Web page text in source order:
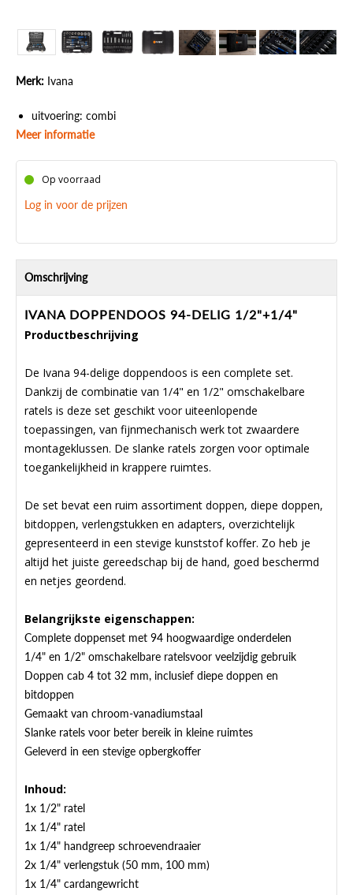
Merk: Ivana
uitvoering: combi
Meer informatie
Op voorraad
Log in voor de prijzen
Omschrijving
IVANA DOPPENDOOS 94-DELIG 1/2"+1/4"
Productbeschrijving
De Ivana 94-delige doppendoos is een complete set.
Dankzij de combinatie van 1/4" en 1/2" omschakelbare
ratels is deze set geschikt voor uiteenlopende
toepassingen, van fijnmechanisch werk tot zwaardere
montageklussen. De slanke ratels zorgen voor optimale
toegankelijkheid in krappere ruimtes.
De set bevat een ruim assortiment doppen, diepe doppen,
bitdoppen, verlengstukken en adapters, overzichtelijk
gepresenteerd in een stevige kunststof koffer. Zo heb je
altijd het juiste gereedschap bij de hand, goed beschermd
en netjes geordend.
Belangrijkste eigenschappen:
Complete doppenset met 94 hoogwaardige onderdelen
1/4" en 1/2" omschakelbare ratelsvoor veelzijdig gebruik
Doppen cab 4 tot 32 mm, inclusief diepe doppen en
bitdoppen
Gemaakt van chroom-vanadiumstaal
Slanke ratels voor beter bereik in kleine ruimtes
Geleverd in een stevige opbergkoffer
Inhoud:
1x 1/2" ratel
1x 1/4" ratel
1x 1/4" handgreep schroevendraaier
2x 1/4" verlengstuk (50 mm, 100 mm)
1x 1/4" cardangewricht